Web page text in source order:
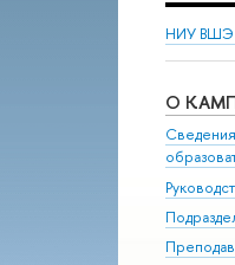
НИУ ВШЭ
О